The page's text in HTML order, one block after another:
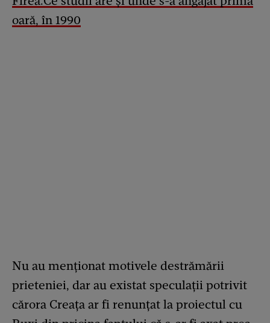
oară, în 1990
Nu au menționat motivele destrămării
prieteniei, dar au existat speculații potrivit
cărora Creața ar fi renunțat la proiectul cu